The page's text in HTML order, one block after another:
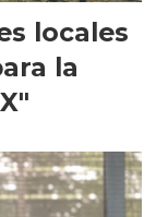
locales
la